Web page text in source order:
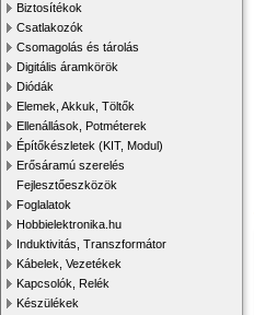
Biztosítékok
Csatlakozók
Csomagolás és tárolás
Digitális áramkörök
Diódák
Elemek, Akkuk, Töltők
Ellenállások, Potméterek
Építőkészletek (KIT, Modul)
Erősáramú szerelés
Fejlesztőeszközök
Foglalatok
Hobbielektronika.hu
Induktivitás, Transzformátor
Kábelek, Vezetékek
Kapcsolók, Relék
Készülékek